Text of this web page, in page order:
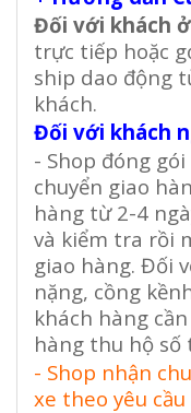
Đối với khách ở
trực tiếp hoặc
ship dao động
khách.
Đối với khách
- Shop đóng
chuyển giao
hàng từ 2-4
và kiểm tra rồi
giao hàng. Đối
nặng, cồng
khách hàng
hàng thu hộ số
- Shop nhận
xe theo yêu